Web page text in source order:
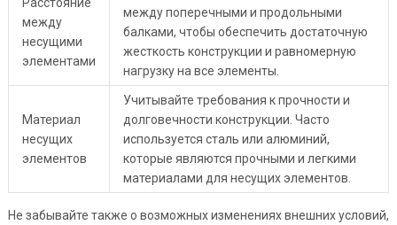
между
несущими
элементами
между поперечными и продольными
балками, чтобы обеспечить достаточную
жесткость конструкции и равномерную
нагрузку на все элементы.
Материал
несущих
элементов
Учитывайте требования к прочности и
долговечности конструкции. Часто
используется сталь или алюминий,
которые являются прочными и легкими
материалами для несущих элементов.
Не забывайте также о возможных изменениях внешних условий,